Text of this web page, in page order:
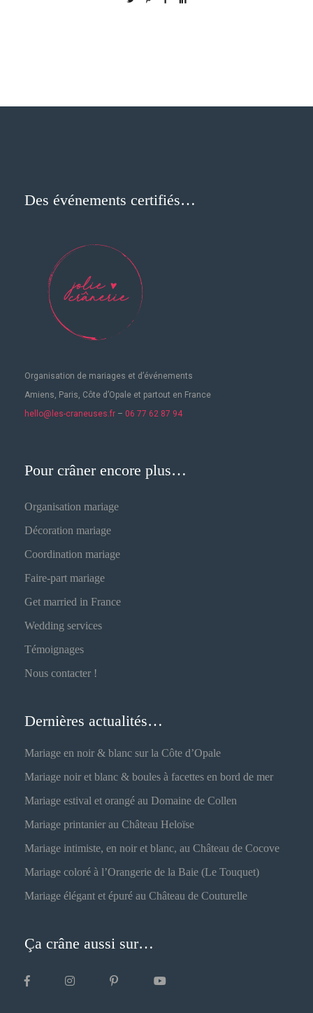
Des événements certifiés…
Organisation de mariages et d’événements
Amiens, Paris, Côte d’Opale et partout en France
hello@les-craneuses.fr – 06 77 62 87 94
Pour crâner encore plus…
Organisation mariage
Décoration mariage
Coordination mariage
Faire-part mariage
Get married in France
Wedding services
Témoignages
Nous contacter !
Dernières actualités…
Mariage en noir & blanc sur la Côte d’Opale
Mariage noir et blanc & boules à facettes en bord de mer
Mariage estival et orangé au Domaine de Collen
Mariage printanier au Château Heloïse
Mariage intimiste, en noir et blanc, au Château de Cocove
Mariage coloré à l’Orangerie de la Baie (Le Touquet)
Mariage élégant et épuré au Château de Couturelle
Ça crâne aussi sur…